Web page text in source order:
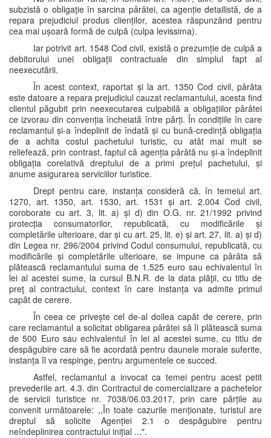
subzistă o obligație în sarcina pârâtei, ca agenție detailistă, de a
repara prejudiciul produs clienților, acestea răspunzând pentru
cea mai ușoară formă de culpă (culpa levissima).
Iar potrivit art. 1548 Cod civil, există o prezumție de culpă a
debitorului unei obligații contractuale din simplul fapt al
neexecutării.
În acest context, raportat și la art. 1350 Cod civil, pârâta
este datoare a repara prejudiciul cauzat reclamantului, acesta find
clientul păgubit prin neexecutarea culpabilă a obligațiilor pârâtei
ce izvorau din convenția încheiată între părți. În condițiile în care
reclamantul și-a îndeplinit de îndată și cu bună-credință obligația
de a achita costul pachetului turistic, cu atât mai mult se
reliefează, prin contrast, faptul că agenția pârâtă nu și-a îndeplinit
obligația corelativă dreptului de a primi prețul pachetului, și
anume asigurarea serviciilor turistice.
Drept pentru care, instanța consideră că, în temeiul art.
1270, art. 1350, art. 1530, art. 1531 și art. 2.004 Cod civil,
coroborate cu art. 3, lit. a) și d) din O.G. nr. 21/1992 privind
protecția consumatorilor, republicată, cu modificările și
completările ulterioare, dar și cu art. 25, lit. e) și art. 27, lit. a) și d)
din Legea nr. 296/2004 privind Codul consumului, republicată, cu
modificările și completările ulterioare, se impune ca pârâta să
plătească reclamantului suma de 1.525 euro sau echivalentul în
lei al acestei sume, la cursul B.N.R. de la data plăţii, cu titlu de
preţ al contractului, context în care instanța va admite primul
capăt de cerere.
În ceea ce privește cel de-al doilea capăt de cerere, prin
care reclamantul a solicitat obligarea pârâtei să îi plătească suma
de 500 Euro sau echivalentul în lei al acestei sume, cu titlu de
despăgubire care să fie acordată pentru daunele morale suferite,
instanța îl va respinge, pentru argumentele ce succed.
Astfel, reclamantul a invocat ca temei pentru acest petit
prevederile art. 4.3. din Contractul de comercializare a pachetelor
de servicii turistice nr. 7038/06.03.2017, prin care părțile au
convenit următoarele: ,,În toate cazurile menționate, turistul are
dreptul să solicite Agenției 2.1 o despăgubire pentru
neîndeplinirea contractului inițial ...".